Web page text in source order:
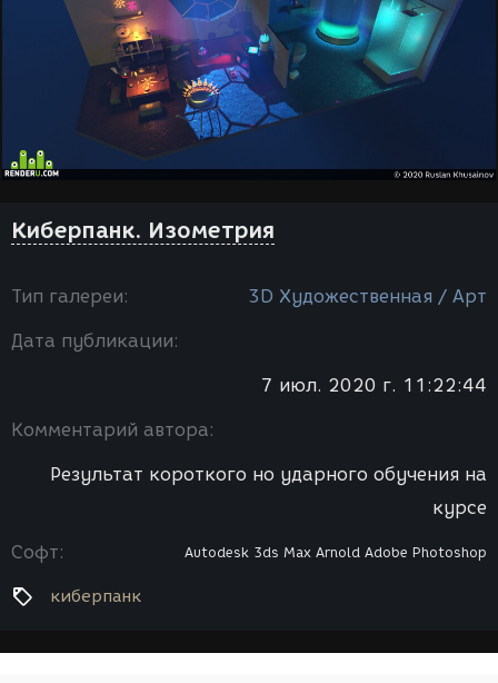
Киберпанк. Изометрия
Тип галереи: 3D Художественная / Арт
Дата публикации:
7 июл. 2020 г. 11:22:44
Комментарий автора:
Результат короткого но ударного обучения на
курсе
Софт: Autodesk 3ds Max Arnold Adobe Photoshop
киберпанк